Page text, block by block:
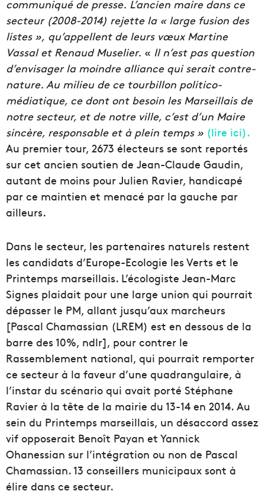
communiqué de presse. L’ancien maire dans ce
secteur (2008-2014) rejette la « large fusion des
listes », qu’appellent de leurs vœux Martine
Vassal et Renaud Muselier. « Il n’est pas question
d’envisager la moindre alliance qui serait contre-
nature. Au milieu de ce tourbillon politico-
médiatique, ce dont ont besoin les Marseillais de
notre secteur, et de notre ville, c’est d’un Maire
sincère, responsable et à plein temps » (lire ici).
Au premier tour, 2673 électeurs se sont reportés
sur cet ancien soutien de Jean-Claude Gaudin,
autant de moins pour Julien Ravier, handicapé
par ce maintien et menacé par la gauche par
ailleurs.
Dans le secteur, les partenaires naturels restent
les candidats d’Europe-Ecologie les Verts et le
Printemps marseillais. L’écologiste Jean-Marc
Signes plaidait pour une large union qui pourrait
dépasser le PM, allant jusqu’aux marcheurs
[Pascal Chamassian (LREM) est en dessous de la
barre des 10%, ndlr], pour contrer le
Rassemblement national, qui pourrait remporter
ce secteur à la faveur d’une quadrangulaire, à
l’instar du scénario qui avait porté Stéphane
Ravier à la tête de la mairie du 13-14 en 2014. Au
sein du Printemps marseillais, un désaccord assez
vif opposerait Benoît Payan et Yannick
Ohanessian sur l’intégration ou non de Pascal
Chamassian. 13 conseillers municipaux sont à
élire dans ce secteur.